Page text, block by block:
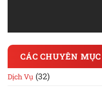
CÁC CHUYÊN MỤC
Dịch Vụ (32)